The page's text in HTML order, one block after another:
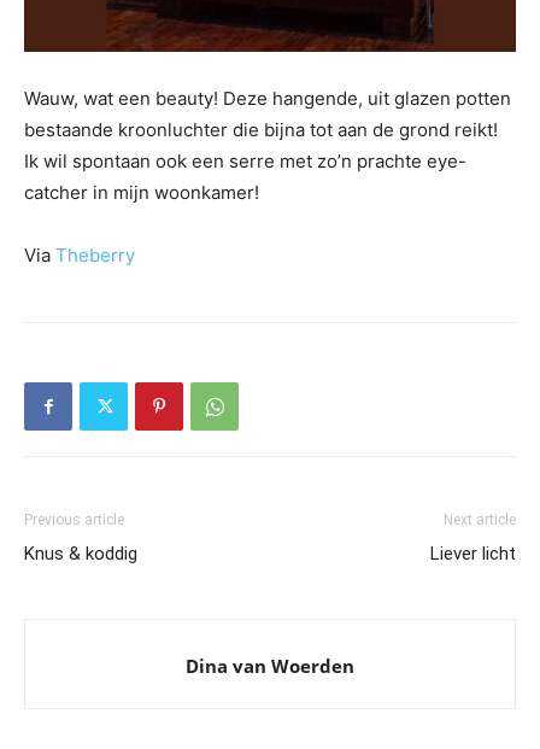
Wauw, wat een beauty! Deze hangende, uit glazen potten
bestaande kroonluchter die bijna tot aan de grond reikt!
Ik wil spontaan ook een serre met zo’n prachte eye-
catcher in mijn woonkamer!
Via Theberry
Previous article
Knus & koddig
Next article
Liever licht
Dina van Woerden